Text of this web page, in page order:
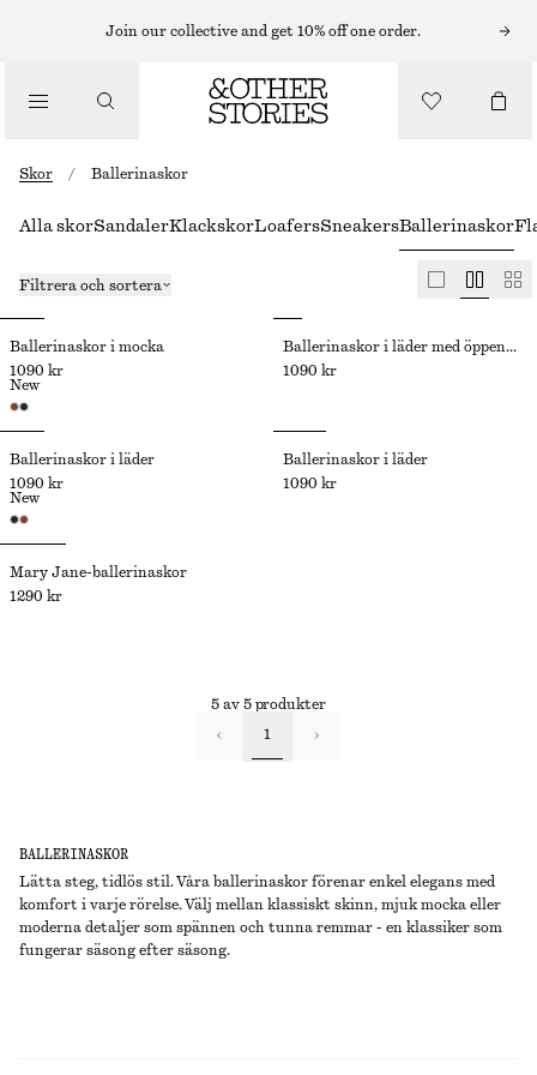
Join our collective and get 10% off one order.
Skor / Ballerinaskor
BALLERINASKOR
Lätta steg, tidlös stil. Våra ballerinaskor förenar enkel elegans med
komfort i varje rörelse. Välj mellan klassiskt skinn, mjuk mocka eller
moderna detaljer som spännen och tunna remmar - en klassiker som
fungerar säsong efter säsong.
Alla skorSandalerKlackskorLoafersSneakersBallerinaskor
Filtrera och sortera
Ballerinaskor i mocka
1090 kr
New
Ballerinaskor i läder med öppen häl
1090 kr
Ballerinaskor i läder
1090 kr
New
Ballerinaskor i läder
1090 kr
Mary Jane-ballerinaskor
1290 kr
5 av 5 produkter
1